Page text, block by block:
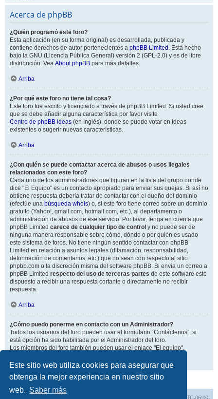
Este sitio web utiliza cookies para asegurar que
obtenga la mejor experiencia en nuestro sitio
web. Saber más
Acerca de phpBB
¿Quién programó este foro?
Esta aplicación (en su forma original) es desarrollada, publicada y
contiene derechos de autor pertenecientes a phpBB Limited . Está hecho
bajo la GNU (Licencia Pública General) versión 2 (GPL-2.0) y es de libre
distribución. Vea About phpBB para más detalles.
Arriba
¿Por qué este foro no tiene tal cosa?
Este foro fue escrito y licenciado a través de phpBB Limited. Si usted cree
que se debe añadir alguna característica por favor visite
Centro de phpBB Ideas (en Inglés), donde se puede votar en ideas
existentes o sugerir nuevas características.
Arriba
¿Con quién se puede contactar acerca de abusos o usos ilegales
relacionados con este foro?
Cada uno de los administradores que figuran en la lista del grupo donde
dice "El Equipo" es un contacto apropiado para enviar sus quejas. Si así no
obtiene respuesta debería tratar de contactar con el dueño del dominio
(efectúe una búsqueda whois) o, si este foro tiene correo sobre un dominio
gratuito (Yahoo!, gmail.com, hotmail.com, etc.), al departamento o
administración de abusos de ese servicio. Por favor, tenga en cuenta que
phpBB Limited carece de cualquier tipo de control y no puede ser de
ninguna manera responsable sobre cómo, dónde o por quién es usado
este sistema de foros. No tiene ningún sentido contactar con phpBB
Limited en relación a asuntos legales (difamación, responsabilidad,
deformación de comentarios, etc.) que no sean con respecto al sitio
phpbb.com o la discreción misma del software phpBB. Si envia un correo a
phpBB Limited respecto del uso de terceras partes de este software esté
dispuesto a recibir una respuesta cortante o directamente no recibir
respuesta.
Arriba
¿Cómo puedo ponerme en contacto con un Administrador?
Todos los usuarios del foro pueden usar el formulario “Contáctenos”, si
está opción ha sido habilitada por el Administrador del foro.
Los miembros del foro también pueden usar el enlace "El equipo".
Arriba
UTC-06:00